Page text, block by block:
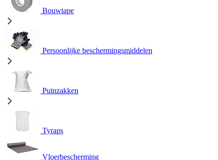
Bouwtape
Persoonlijke beschermingsmiddelen
Puinzakken
Tyraps
Vloerbescherming